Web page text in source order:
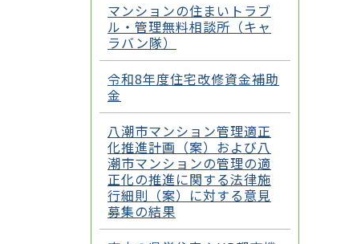
マンションの住まいトラブ
ル・管理無料相談所（キャ
ラバン隊）
令和8年度住宅改修資金補助
金
八潮市マンション管理適正
化推進計画（案）および八
潮市マンションの管理の適
正化の推進に関する法律施
行細則（案）に対する意見
募集の結果